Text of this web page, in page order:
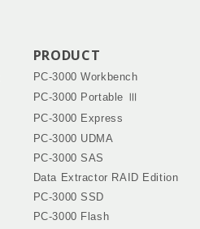
PRODUCT
PC-3000 Workbench
PC-3000 Portable Ⅲ
PC-3000 Express
PC-3000 UDMA
PC-3000 SAS
Data Extractor RAID Edition
PC-3000 SSD
PC-3000 Flash